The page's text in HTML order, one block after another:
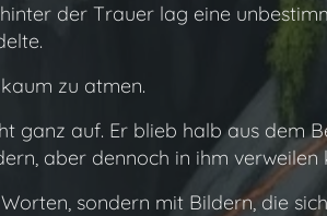
der Trauer lag eine
zu atmen.
ganz auf. Er blieb halb aus dem
aber dennoch in ihm verweilen
sondern mit Bildern, die